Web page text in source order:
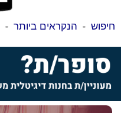
חיפוש - הנקראים ביותר -